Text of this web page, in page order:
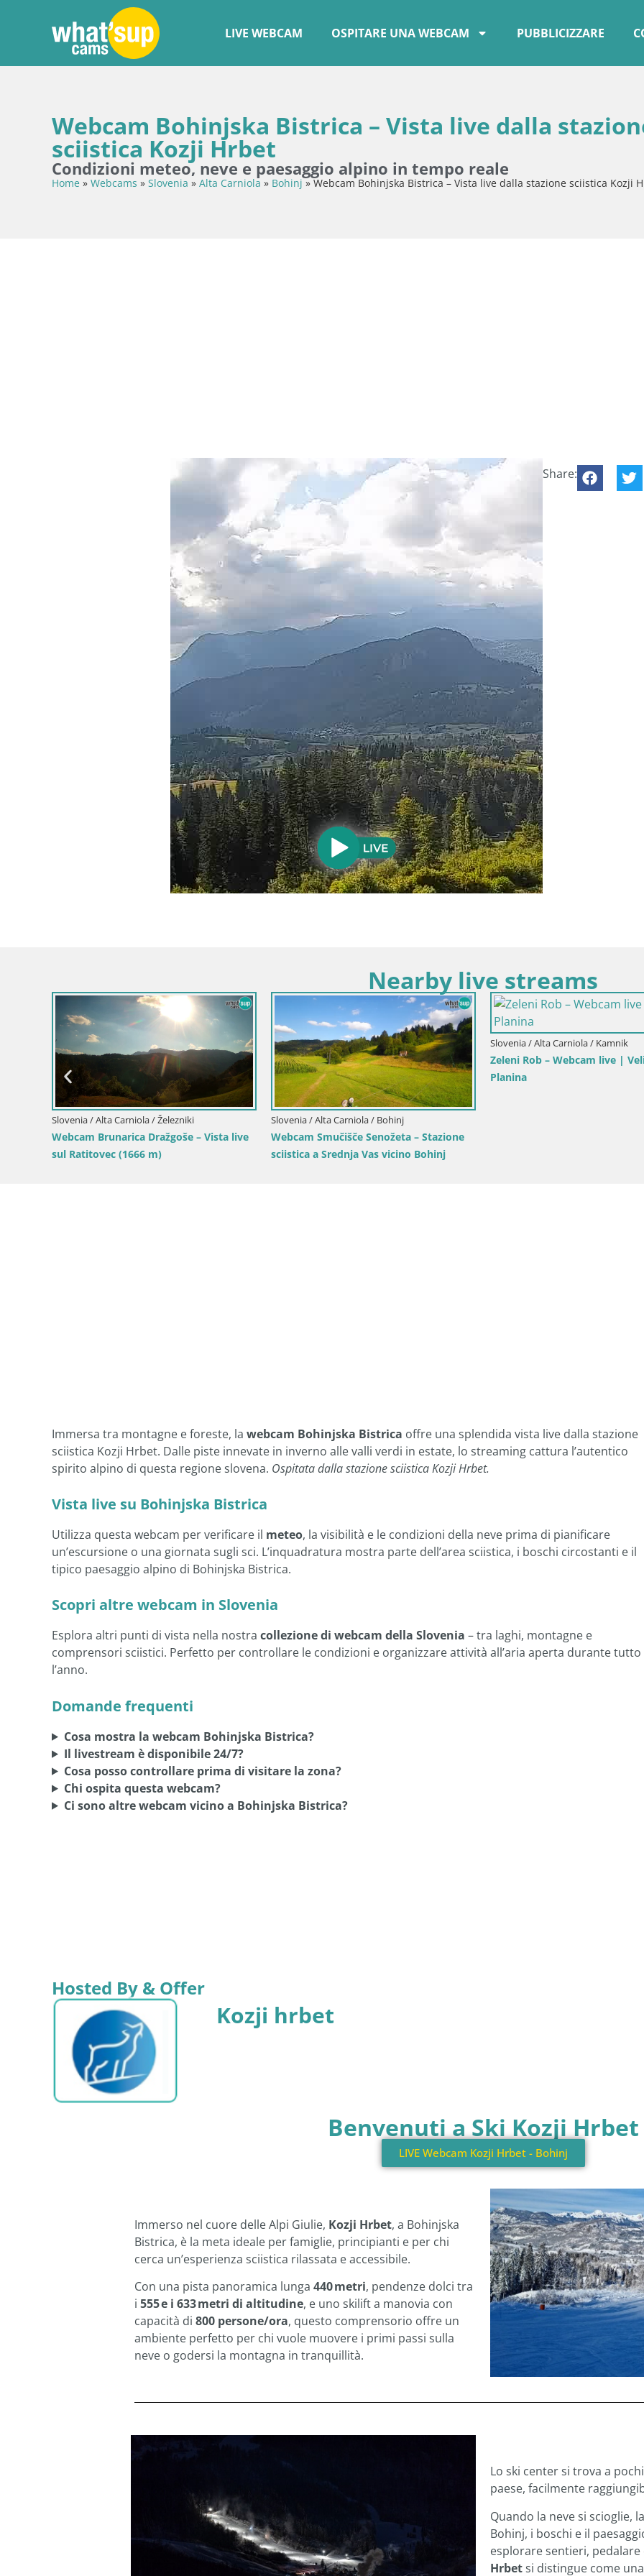
LIVE WEBCAM OSPITARE UNA WEBCAM PUBBLICIZZARE
Webcam Bohinjska Bistrica – Vista live dalla
sciistica Kozji Hrbet
Condizioni meteo, neve e paesaggio alpino in tempo reale
Home » Webcams » Slovenia » Alta Carniola » Bohinj»Webcam Bohinjska Bistrica – Vista live dalla stazione sciistica Kozji
Share:
Nearby live streams
Slovenia / Alta Carniola / Kranjska Gora
Comprensorio sciistico Kranjska Gora |
Brsnina
Slovenia / Alta Carniola / Kranjska Gora
Kranjska Gora | Velika Dolina
Immersa tra montagne e foreste, la webcam Bohinjska Bistrica offre una splendida vista live dalla stazione
sciistica Kozji Hrbet. Dalle piste innevate in inverno alle valli verdi in estate, lo streaming cattura l’autentico
spirito alpino di questa regione slovena. Ospitata dalla stazione sciistica Kozji Hrbet.
Vista live su Bohinjska Bistrica
Utilizza questa webcam per verificare il meteo, la visibilità e le condizioni della neve prima di pianificare
un’escursione o una giornata sugli sci. L’inquadratura mostra parte dell’area sciistica, i boschi circostanti e il
tipico paesaggio alpino di Bohinjska Bistrica.
Scopri altre webcam in Slovenia
Esplora altri punti di vista nella nostra collezione di webcam della Slovenia – tra laghi, montagne e
comprensori sciistici. Perfetto per controllare le condizioni e organizzare attività all’aria aperta durante tutto
l’anno.
Domande frequenti
Cosa mostra la webcam Bohinjska Bistrica?
Il livestream è disponibile 24/7?
Cosa posso controllare prima di visitare la zona?
Chi ospita questa webcam?
Ci sono altre webcam vicino a Bohinjska Bistrica?
Hosted By & Offer
Kozji hrbet
Benvenuti a Ski Kozji Hrbet
LIVE Webcam Kozji Hrbet - Bohinj
Immerso nel cuore delle Alpi Giulie, Kozji Hrbet, a Bohinjska
Bistrica, è la meta ideale per famiglie, principianti e per chi
cerca un’esperienza sciistica rilassata e accessibile.
Con una pista panoramica lunga 440 metri, pendenze dolci tra
i 555 e i 633 metri di altitudine, e uno skilift a manovia con
capacità di 800 persone/ora, questo comprensorio offre un
ambiente perfetto per chi vuole muovere i primi passi sulla
neve o godersi la montagna in tranquillità.
Lo ski center si trova a
paese, facilmente
Quando la neve si scioglie,
Bohinj, i boschi e il
esplorare sentieri,
Hrbetsi distingue come